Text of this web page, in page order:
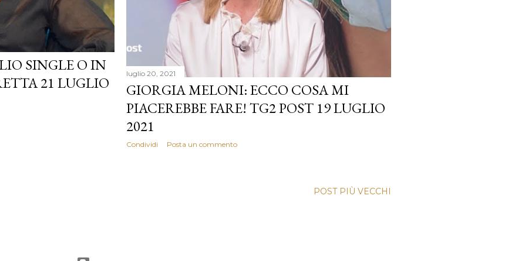
SINGLE O IN
21 LUGLIO
luglio 20, 2021
GIORGIA MELONI: ECCO COSA MI
PIACEREBBE FARE! TG2 POST 19 LUGLIO
2021
Condividi Posta un commento
POST PIÙ VECCHI